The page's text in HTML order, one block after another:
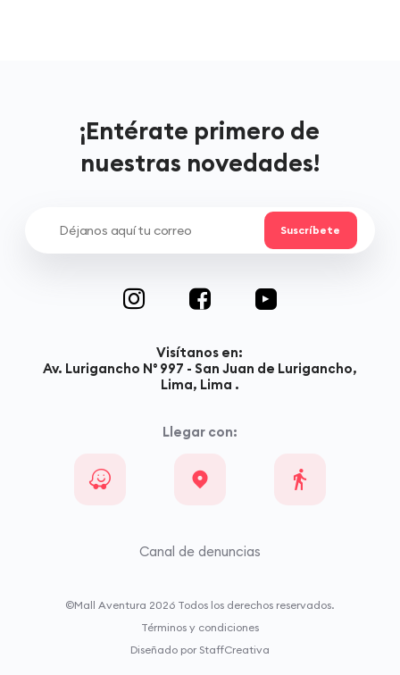
¡Entérate primero de
nuestras novedades!
Visítanos en:
Av. Lurigancho N° 997 - San Juan de Lurigancho,
Lima, Lima .
Llegar con:
Canal de denuncias
©Mall Aventura 2026 Todos los derechos reservados.
Términos y condiciones
Diseñado por StaffCreativa